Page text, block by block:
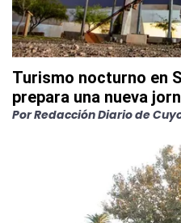
Turismo nocturno en
prepara una nueva
PorRedacción Diario de